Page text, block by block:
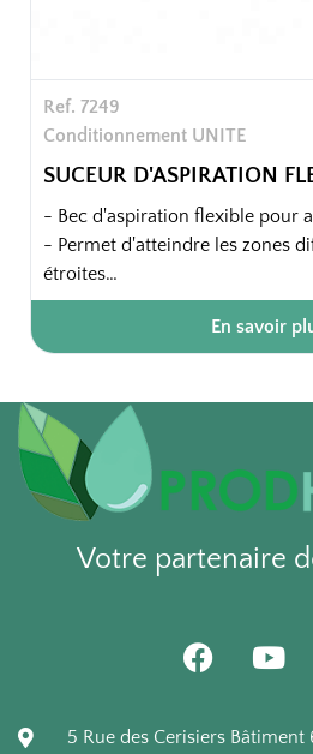
Ref. 7249
Conditionnement UNITE
SUCEUR D'ASPIRATION
- Bec d'aspiration flexible pour
- Permet d'atteindre les zones
étroites
- Compatible avec les flexibles
- Conception robuste et légère
Domaine d'application : Grille
goulottes.
En savoir
Votre partenaire
F
a
e
Y
o
t
5 Rue des Cerisiers Bâtiment